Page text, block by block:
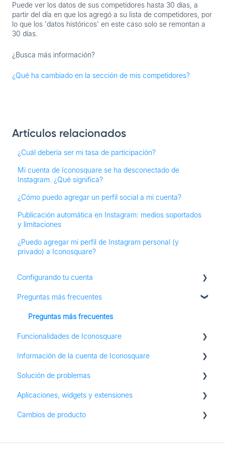
Puede ver los datos de sus competidores hasta 30 días, a
partir del día en que los agregó a su lista de competidores, por
lo que los 'datos históricos' en este caso solo se remontan a
30 días.
¿Busca más información?
¿Qué ha cambiado en la sección de mis competidores?
Artículos relacionados
¿Cuál debería ser mi tasa de participación?
Mi cuenta de Iconosquare se ha desconectado de
Instagram. ¿Qué significa?
¿Cómo puedo agregar un perfil social a mi cuenta?
Publicación automática en Instagram: medios soportados
y limitaciones
¿Puedo agregar mi perfil de Instagram personal (y
privado) a Iconosquare?
Configurando tu cuenta
Adición de perfiles sociales
Preguntas más frecuentes
Preguntas más frecuentes
Funcionalidades de Iconosquare
Publicación
Biblioteca de Medios
Escuchando
grupos
Información de la cuenta de Iconosquare
Información de suscripción y plan
Información Entrar
autorizaciones
Solución de problemas
Solución de problemas
Aplicaciones, widgets y extensiones
Aplicaciones para iOS y Android
Cambios de producto